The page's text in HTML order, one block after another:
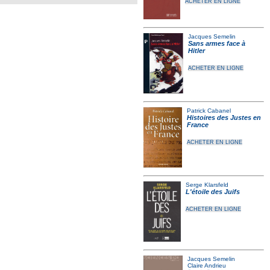
ACHETER EN LIGNE
Jacques Semelin
Sans armes face à
Hitler
ACHETER EN LIGNE
Patrick Cabanel
Histoires des Justes en
France
ACHETER EN LIGNE
Serge Klarsfeld
L'étoile des Juifs
ACHETER EN LIGNE
Jacques Semelin
Claire Andrieu